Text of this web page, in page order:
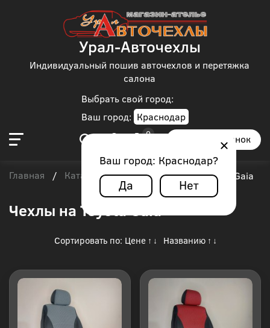
Выбрать свой город:
Ваш город: Краснодар
Ваш город: Краснодар?
Да Нет
Урал-Авточехлы
Индивидуальный пошив авточехлов и перетяжка
салона
Заказать звонок
Главная / Каталог чехлов / Toyota / Toyota Gaia
Чехлы на Toyota Gaia
Сортировать по: Цене ↑ ↓ Названию ↑ ↓